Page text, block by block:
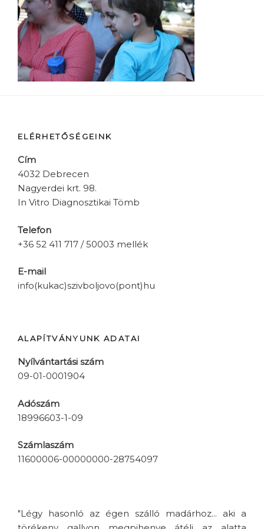
ELÉRHETŐSÉGEINK
Cím
4032 Debrecen
Nagyerdei krt. 98.
In Vitro Diagnosztikai Tömb
Telefon
+36 52 411 717 / 50003 mellék
E-mail
info(kukac)szivboljovo(pont)hu
ALAPÍTVÁNYUNK ADATAI
Nyílvántartási szám
09-01-0001904
Adószám
18996603-1-09
Számlaszám
11600006-00000000-28754097
"Légy hasonló az égen szálló madárhoz... aki a